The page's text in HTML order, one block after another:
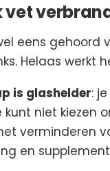
vet
eens gehoord
Helaas werkt
is glashelder:
kunt niet kiezen
verminderen
en